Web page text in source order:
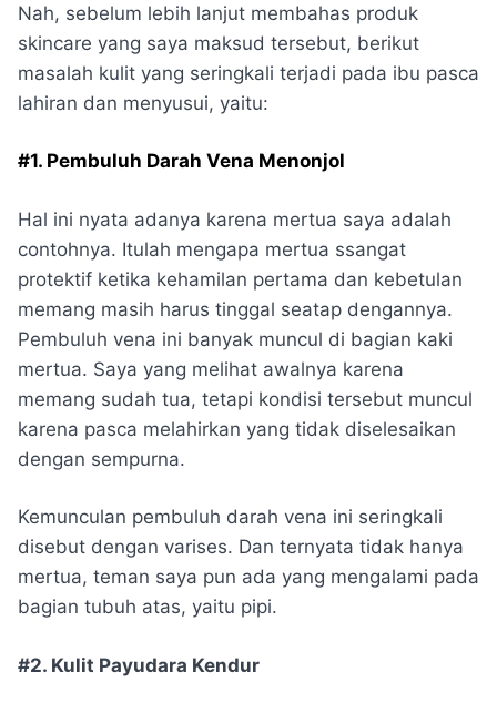
Nah, sebelum lebih lanjut membahas produk
skincare yang saya maksud tersebut, berikut
masalah kulit yang seringkali terjadi pada ibu pasca
lahiran dan menyusui, yaitu:
#1. Pembuluh Darah Vena Menonjol
Hal ini nyata adanya karena mertua saya adalah
contohnya. Itulah mengapa mertua ssangat
protektif ketika kehamilan pertama dan kebetulan
memang masih harus tinggal seatap dengannya.
Pembuluh vena ini banyak muncul di bagian kaki
mertua. Saya yang melihat awalnya karena
memang sudah tua, tetapi kondisi tersebut muncul
karena pasca melahirkan yang tidak diselesaikan
dengan sempurna.
Kemunculan pembuluh darah vena ini seringkali
disebut dengan varises. Dan ternyata tidak hanya
mertua, teman saya pun ada yang mengalami pada
bagian tubuh atas, yaitu pipi.
#2. Kulit Payudara Kendur